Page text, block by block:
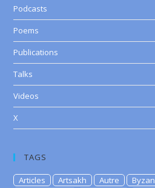
Podcasts
Poems
Publications
Talks
Videos
X
TAGS
Articles Artsakh Autre